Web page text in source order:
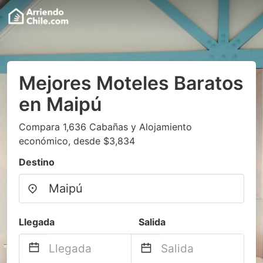
Mejores Moteles Baratos
en Maipú
Compara 1,636 Cabañas y Alojamiento
económico, desde $3,834
Destino
Llegada Salida